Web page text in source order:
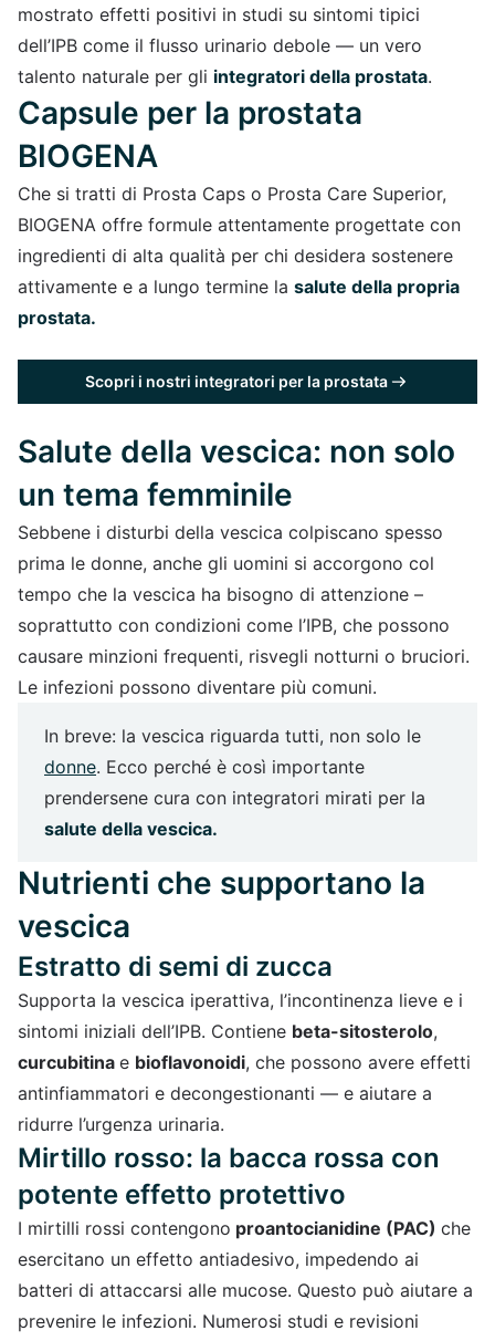
mostrato effetti positivi in studi su sintomi tipici
dell’IPB come il flusso urinario debole — un vero
talento naturale per gli integratori della prostata.
Capsule per la prostata
BIOGENA
Che si tratti di Prosta Caps o Prosta Care Superior,
BIOGENA offre formule attentamente progettate con
ingredienti di alta qualità per chi desidera sostenere
attivamente e a lungo termine la salute della propria
prostata.
Scopri i nostri integratori per la prostata
Salute della vescica: non solo
un tema femminile
Sebbene i disturbi della vescica colpiscano spesso
prima le donne, anche gli uomini si accorgono col
tempo che la vescica ha bisogno di attenzione –
soprattutto con condizioni come l’IPB, che possono
causare minzioni frequenti, risvegli notturni o bruciori.
Le infezioni possono diventare più comuni.
In breve: la vescica riguarda tutti, non solo le
donne. Ecco perché è così importante
prendersene cura con integratori mirati per la
salute della vescica.
Nutrienti che supportano la
vescica
Estratto di semi di zucca
Supporta la vescica iperattiva, l’incontinenza lieve e i
sintomi iniziali dell’IPB. Contiene beta-sitosterolo,
curcubitina e bioflavonoidi, che possono avere effetti
antinfiammatori e decongestionanti — e aiutare a
ridurre l’urgenza urinaria.
Mirtillo rosso: la bacca rossa con
potente effetto protettivo
I mirtilli rossi contengono proantocianidine (PAC) che
esercitano un effetto antiadesivo, impedendo ai
batteri di attaccarsi alle mucose. Questo può aiutare a
prevenire le infezioni. Numerosi studi e revisioni